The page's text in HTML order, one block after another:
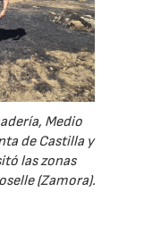
Medio
de Castilla y
las zonas
(Zamora).